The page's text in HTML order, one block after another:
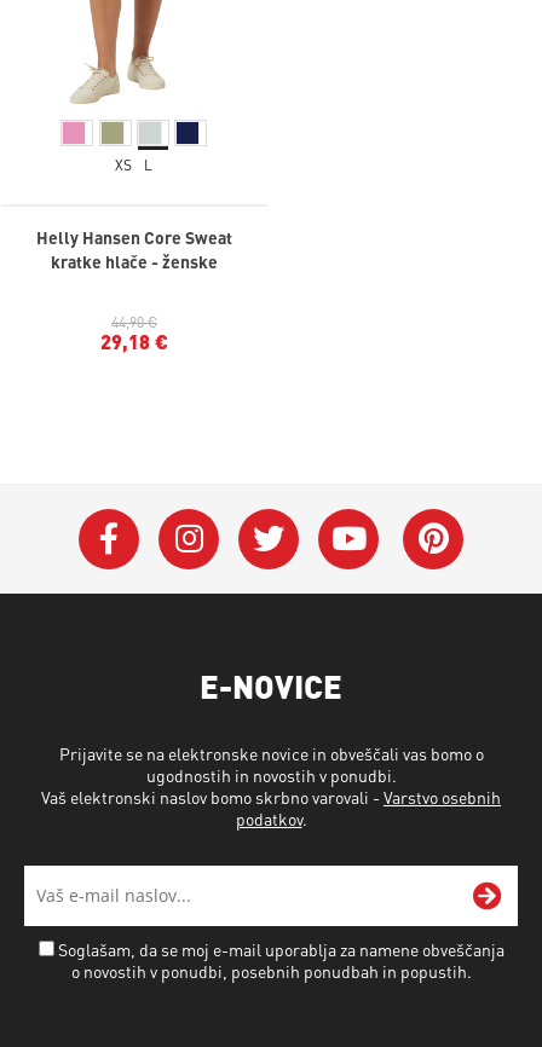
XS L
Helly Hansen Core Sweat
kratke hlače - ženske
44,90 €
29,18 €
E-NOVICE
Prijavite se na elektronske novice in obveščali vas bomo o
ugodnostih in novostih v ponudbi.
Vaš elektronski naslov bomo skrbno varovali - Varstvo osebnih
podatkov.
Soglašam, da se moj e-mail uporablja za namene obveščanja
o novostih v ponudbi, posebnih ponudbah in popustih.